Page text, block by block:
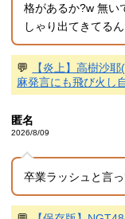
格があるか?w 無い
しゃり出てきてるん
💬
【炎上】高樹沙
麻発言にも飛び火し
匿名
2026/8/09
卒業ラッシュと言